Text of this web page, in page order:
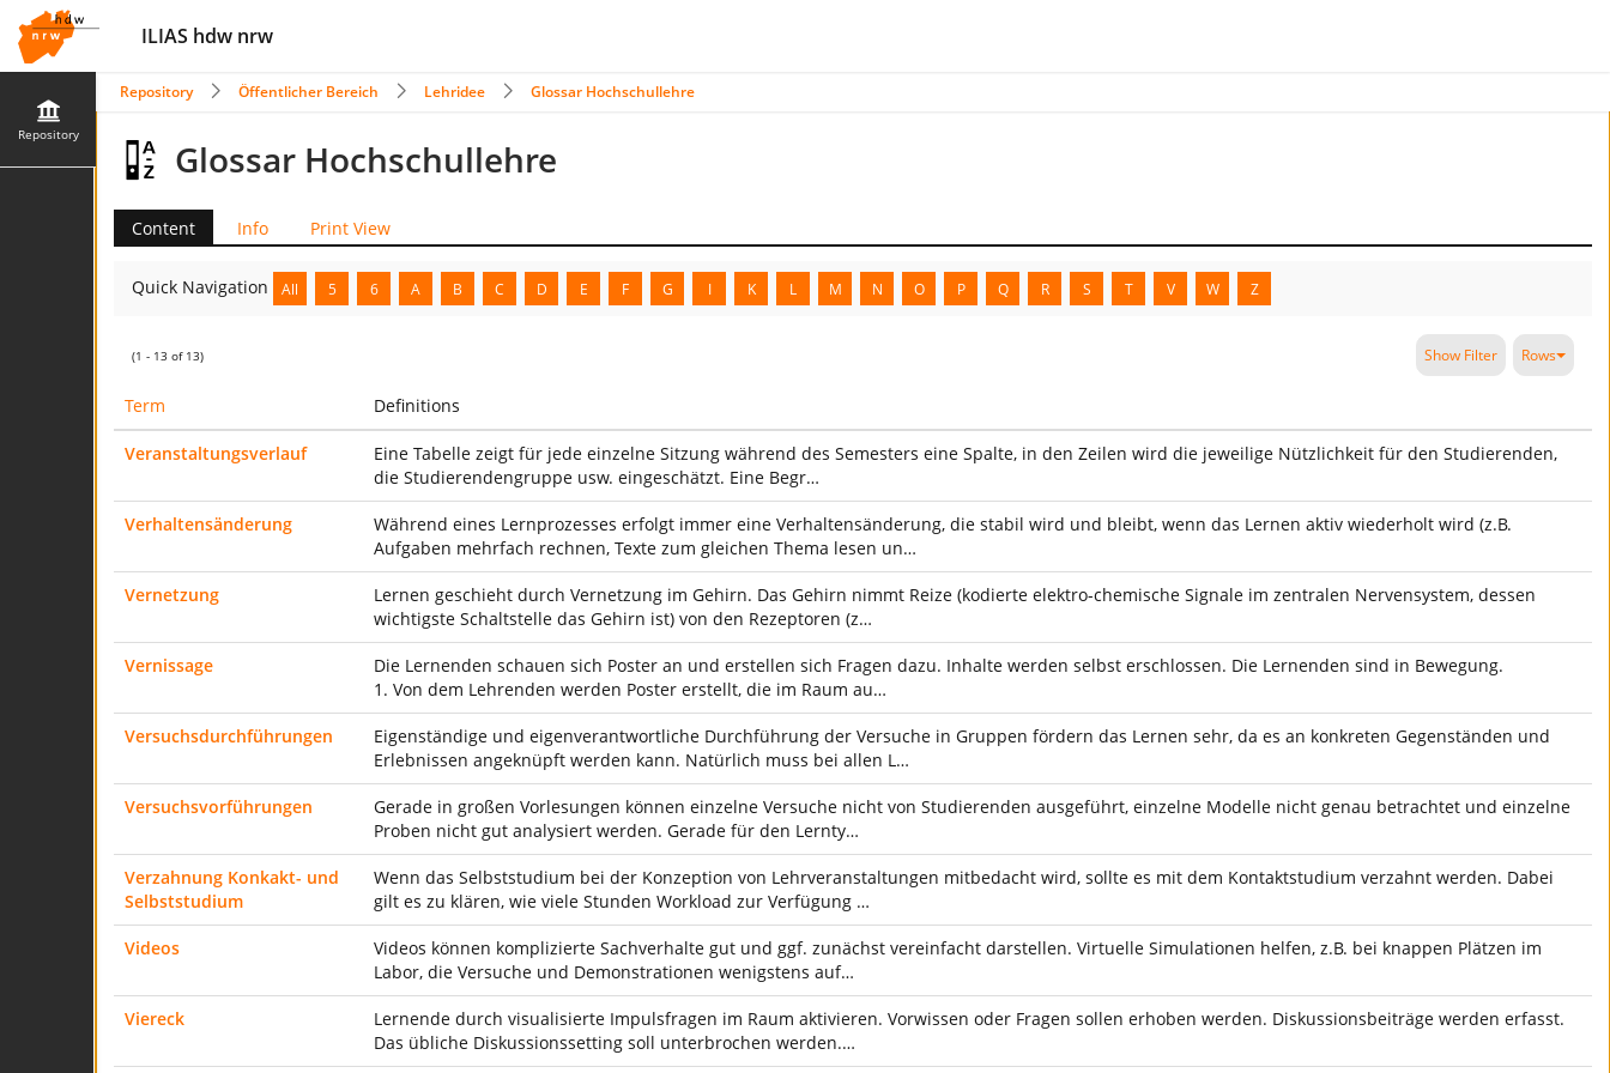
ILIAS hdw nrw
Repository
Repository Öffentlicher Bereich Lehridee Glossar Hochschullehre
Glossar Hochschullehre
Content Info Print View
Quick Navigation All 5 6 A B C D E F G I K L M N O P Q R S T V W Z
(1 - 13 of 13) Show Filter Rows
Term Definitions
Veranstaltungsverlauf
Eine Tabelle zeigt für jede einzelne Sitzung während des Semesters eine Spalte, in den Zeilen wird die jeweilige Nützlichkeit für den Studierenden,
die Studierendengruppe usw. eingeschätzt. Eine Begr…
Verhaltensänderung
Während eines Lernprozesses erfolgt immer eine Verhaltensänderung, die stabil wird und bleibt, wenn das Lernen aktiv wiederholt wird (z.B.
Aufgaben mehrfach rechnen, Texte zum gleichen Thema lesen un…
Vernetzung
Lernen geschieht durch Vernetzung im Gehirn. Das Gehirn nimmt Reize (kodierte elektro-chemische Signale im zentralen Nervensystem, dessen
wichtigste Schaltstelle das Gehirn ist) von den Rezeptoren (z…
Vernissage
Die Lernenden schauen sich Poster an und erstellen sich Fragen dazu. Inhalte werden selbst erschlossen. Die Lernenden sind in Bewegung.
1. Von dem Lehrenden werden Poster erstellt, die im Raum au…
Versuchsdurchführungen
Eigenständige und eigenverantwortliche Durchführung der Versuche in Gruppen fördern das Lernen sehr, da es an konkreten Gegenständen und
Erlebnissen angeknüpft werden kann. Natürlich muss bei allen L…
Versuchsvorführungen
Gerade in großen Vorlesungen können einzelne Versuche nicht von Studierenden ausgeführt, einzelne Modelle nicht genau betrachtet und einzelne
Proben nicht gut analysiert werden. Gerade für den Lernty…
Verzahnung Konkakt- und
Selbststudium
Wenn das Selbststudium bei der Konzeption von Lehrveranstaltungen mitbedacht wird, sollte es mit dem Kontaktstudium verzahnt werden. Dabei
gilt es zu klären, wie viele Stunden Workload zur Verfügung …
Videos
Videos können komplizierte Sachverhalte gut und ggf. zunächst vereinfacht darstellen. Virtuelle Simulationen helfen, z.B. bei knappen Plätzen im
Labor, die Versuche und Demonstrationen wenigstens auf…
Viereck
Lernende durch visualisierte Impulsfragen im Raum aktivieren. Vorwissen oder Fragen sollen erhoben werden. Diskussionsbeiträge werden erfasst.
Das übliche Diskussionssetting soll unterbrochen werden.…